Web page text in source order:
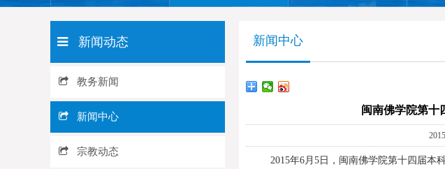
新闻动态
教务新闻
新闻中心
宗教动态
新闻中心
闽南佛学院第十
2015年6月5日，闽南佛学院第十四届本